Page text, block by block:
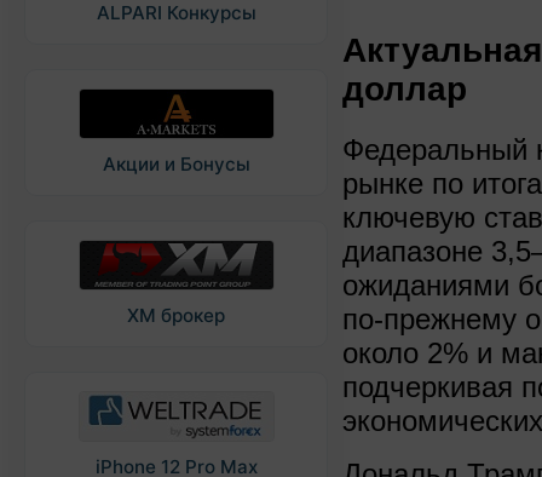
ALPARI Конкурсы
Акции и Бонусы
XM брокер
iPhone 12 Pro Max
доллар
Федеральный
рынке по
ключевую
диапазоне
ожиданиями
по‑прежнему
около 2% и
подчеркивая